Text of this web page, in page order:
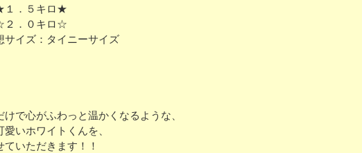
１．５キロ★
２．０キロ☆
サイズ：タイニーサイズ
けで心がふわっと温かくなるような、
いホワイトくんを、
ていただきます！！